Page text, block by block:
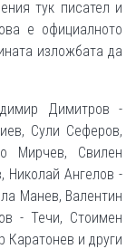
тук писател и
е официалното
изложбата да
Димитров -
Сули Сеферов,
Мирчев, Свилен
Николай Ангелов -
Манев, Валентин
- Течи, Стоимен
и други